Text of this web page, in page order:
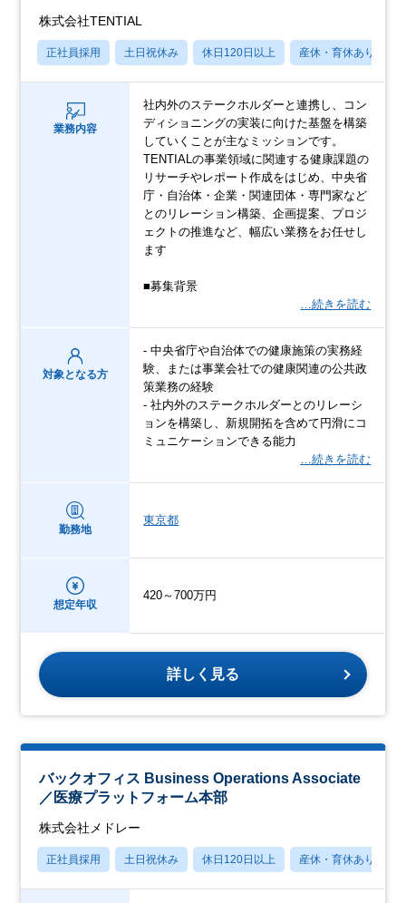
株式会社TENTIAL
正社員採用 土日祝休み 休日120日以上 産休・育休あり
業務内容
社内外のステークホルダーと連携し、コン
ディショニングの実装に向けた基盤を構築
していくことが主なミッションです。
TENTIALの事業領域に関連する健康課題の
リサーチやレポート作成をはじめ、中央省
庁・自治体・企業・関連団体・専門家など
とのリレーション構築、企画提案、プロジ
ェクトの推進など、幅広い業務をお任せし
ます
■募集背景
…続きを読む
対象となる方
- 中央省庁や自治体での健康施策の実務経
験、または事業会社での健康関連の公共政
策業務の経験
- 社内外のステークホルダーとのリレーシ
ョンを構築し、新規開拓を含めて円滑にコ
ミュニケーションできる能力
…続きを読む
勤務地
東京都
想定年収
420～700万円
詳しく見る
バックオフィス Business Operations Associate
／医療プラットフォーム本部
株式会社メドレー
正社員採用 土日祝休み 休日120日以上 産休・育休あり